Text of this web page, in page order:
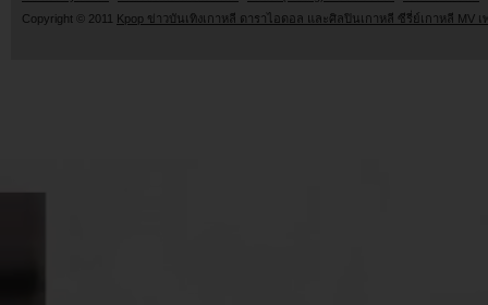
Copyright © 2011 Kpop ข่าวบันเทิงเกาหลี ดาราไอดอล และศิลปินเกาหลี ซีรี่ย์เกาหลี MV